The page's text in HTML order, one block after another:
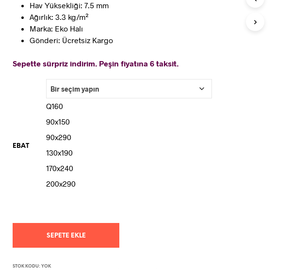
Hav Yüksekliği: 7.5 mm
Ağırlık: 3.3 kg/m²
Marka: Eko Halı
Gönderi: Ücretsiz Kargo
Sepette sürpriz indirim. Peşin fiyatına 6 taksit.
EBAT
Q160
90x150
90x290
130x190
170x240
200x290
07
SEPETE EKLE
STOK KODU:YOK